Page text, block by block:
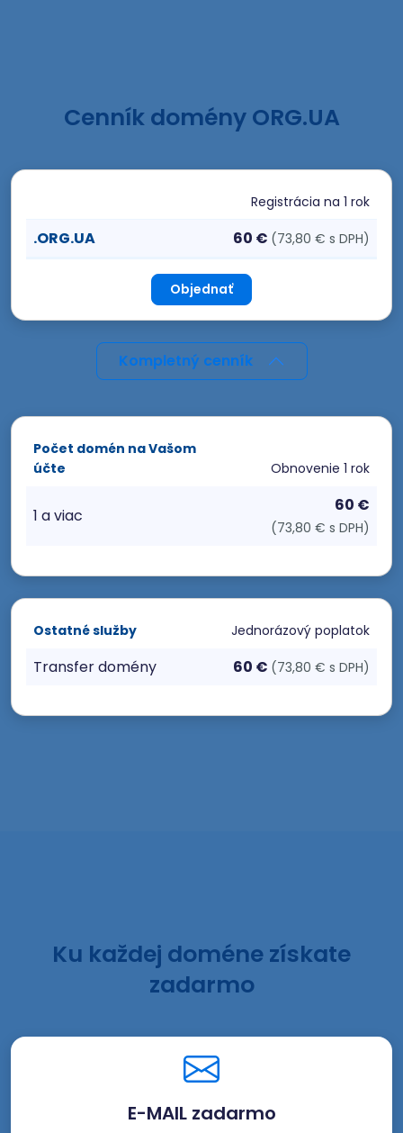
Cenník domény ORG.UA
Registrácia na 1 rok
.ORG.UA 60 € (73,80 € s DPH)
Objednať
Kompletný cenník
Počet domén na Vašom
účte
Obnovenie 1 rok
1 a viac
60 €
(73,80 € s DPH)
Ostatné služby Jednorázový poplatok
Transfer domény 60 € (73,80 € s DPH)
Ku každej doméne získate
zadarmo
E-MAIL zadarmo